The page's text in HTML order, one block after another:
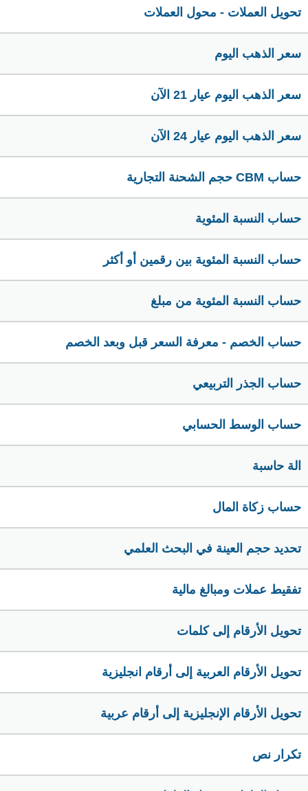
تحويل العملات - محول العملات
سعر الذهب اليوم
سعر الذهب اليوم عيار 21 الآن
سعر الذهب اليوم عيار 24 الآن
حساب CBM حجم الشحنة التجارية
حساب النسبة المئوية
حساب النسبة المئوية بين رقمين أو أكثر
حساب النسبة المئوية من مبلغ
حساب الخصم - معرفة السعر قبل وبعد الخصم
حساب الجذر التربيعي
حساب الوسط الحسابي
الة حاسبة
حساب زكاة المال
تحديد حجم العينة في البحث العلمي
تفقيط عملات ومبالغ مالية
تحويل الأرقام إلى كلمات
تحويل الأرقام العربية إلى أرقام انجليزية
تحويل الأرقام الإنجليزية إلى أرقام عربية
تكرار نص